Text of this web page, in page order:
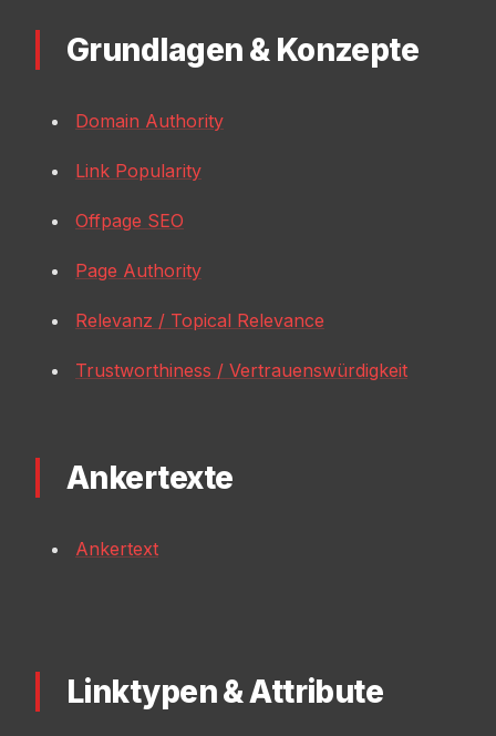
Grundlagen & Konzepte
Domain Authority
Link Popularity
Offpage SEO
Page Authority
Relevanz / Topical Relevance
Trustworthiness / Vertrauenswürdigkeit
Ankertexte
Ankertext
Linktypen & Attribute